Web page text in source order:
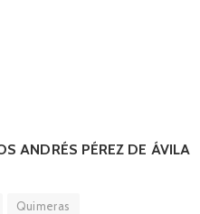
ANDRÉS PÉREZ DE ÁVILA
Quimeras